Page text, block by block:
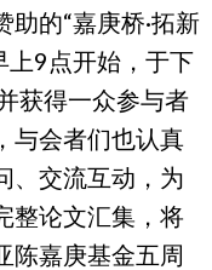
的“嘉庚桥·拓新
上9点开始，于下
获得一众参与者
与会者们也认真
、交流互动，为
整论文汇集，将
陈嘉庚基金五周